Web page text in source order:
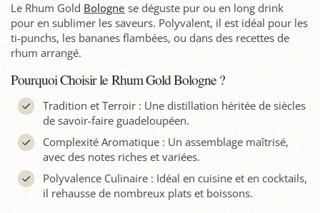
Le Rhum Gold Bologne se déguste pur ou en long drink
pour en sublimer les saveurs. Polyvalent, il est idéal pour les
ti-punchs, les bananes flambées, ou dans des recettes de
rhum arrangé.
Pourquoi Choisir le Rhum Gold Bologne ?
Tradition et Terroir : Une distillation héritée de siècles
de savoir-faire guadeloupéen.
Complexité Aromatique : Un assemblage maîtrisé,
avec des notes riches et variées.
Polyvalence Culinaire : Idéal en cuisine et en cocktails,
il rehausse de nombreux plats et boissons.